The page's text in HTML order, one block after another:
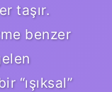
taşır.
benzer
“ışıksal”